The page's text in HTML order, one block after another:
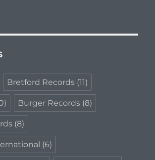
Bretford Records (11)
Burger Records (8)
(8)
(6)